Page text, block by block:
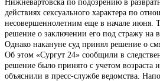
Нижневартовска по подозрению в
действиях сексуального характера по
несовершеннолетним еще в начале июня.
решение о заключении его под стражу на
Однако накануне суд принял решение о
Об этом «Сургут 24» сообщили в
решение было принято с учетом возраста
объяснили в пресс-службе ведомства.